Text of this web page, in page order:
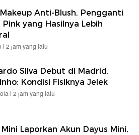
Anti-Blush, Pengganti
Pink yang Hasilnya Lebih
| 2 jam yang lalu
Silva Debut di Madrid,
Kondisi Fisiknya Jelek
| 2 jam yang lalu
Mini Laporkan Akun Dayus Mini,